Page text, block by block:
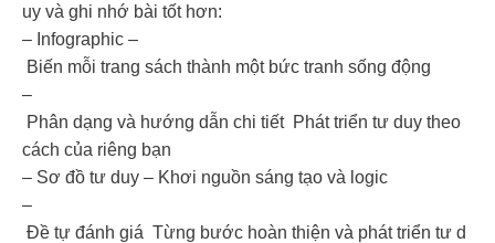
uy và ghi nhớ bài tốt hơn:
– Infographic –
Biến mỗi trang sách thành một bức tranh sống động
–
Phân dạng và hướng dẫn chi tiết Phát triển tư duy theo
cách của riêng bạn
– Sơ đồ tư duy – Khơi nguồn sáng tạo và logic
–
Đề tự đánh giá Từng bước hoàn thiện và phát triển tư d